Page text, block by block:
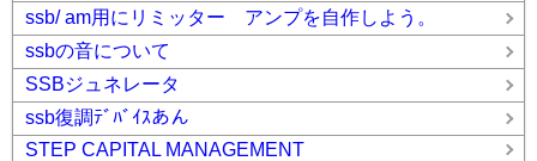
ssb/ am用にリミッター アンプを自作しよう。
ssbの音について
SSBジュネレータ
ssb復調ﾃﾞﾊﾞｲｽあん
STEP CAPITAL MANAGEMENT